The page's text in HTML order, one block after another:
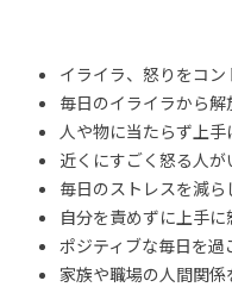
イライラ、怒りをコ
毎日のイライラから解
人や物に当たらず上
近くにすごく怒る人が
毎日のストレスを減ら
自分を責めずに上手
ポジティブな毎日を
家族や職場の人間関